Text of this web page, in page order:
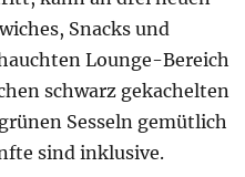
Snacks und
Lounge-Bereich
schwarz gekachelten
Sesseln gemütlich
sind inklusive.